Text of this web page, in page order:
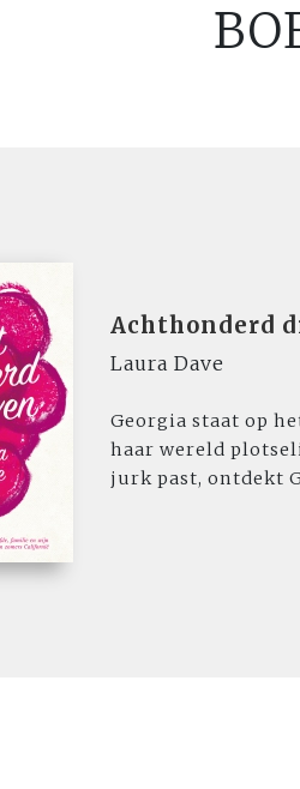
Achthonderd
Laura Dave
Georgia staat op
haar wereld
jurk past, ontdekt